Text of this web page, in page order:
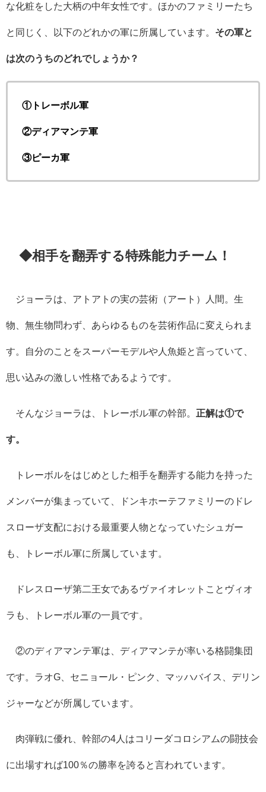
な化粧をした大柄の中年女性です。ほかのファミリーたち
と同じく、以下のどれかの軍に所属しています。 その軍と
は次のうちのどれでしょうか？
①トレーボル軍
②ディアマンテ軍
③ピーカ軍
◆相手を翻弄する特殊能力チーム！
ジョーラは、アトアトの実の芸術（アート）人間。生
物、無生物問わず、あらゆるものを芸術作品に変えられま
す。自分のことをスーパーモデルや人魚姫と言っていて、
思い込みの激しい性格であるようです。
そんなジョーラは、トレーボル軍の幹部。 正解は①で
す。
トレーボルをはじめとした相手を翻弄する能力を持った
メンバーが集まっていて、ドンキホーテファミリーのドレ
スローザ支配における最重要人物となっていたシュガー
も、トレーボル軍に所属しています。
ドレスローザ第二王女であるヴァイオレットことヴィオ
ラも、トレーボル軍の一員です。
②のディアマンテ軍は、ディアマンテが率いる格闘集団
です。ラオG 、セニョール・ピンク、マッハバイス、デリン
ジャーなどが所属しています。
肉弾戦に優れ、幹部の4 人はコリーダコロシアムの闘技会
に出場すれば100％の勝率を誇ると言われています。